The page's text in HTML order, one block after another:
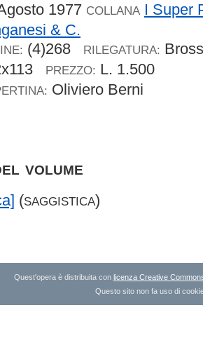
1977 COLLANA I Super
& C.
(4)268 RILEGATURA:
PREZZO: L. 1.500
Oliviero Berni
volume
(SAGGISTICA)
Quest'opera è distribuita con licenza Creative
Questo sito non fa uso di